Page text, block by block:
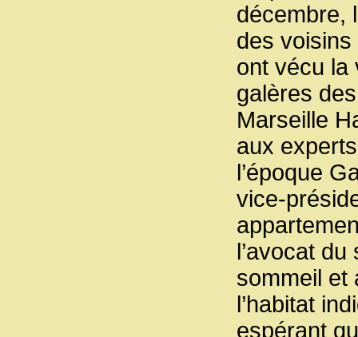
décembre,
des
ont vécu la
galères
Marseille
aux
l’époque
vice-
l’avocat
sommeil et
l’habitat
espérant